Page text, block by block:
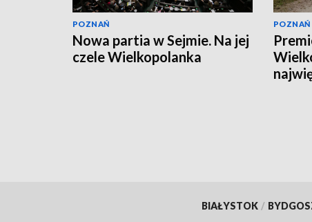
POZNAŃ
Nowa partia w Sejmie. Na jej
czele Wielkopolanka
POZNAŃ
BIAŁYSTOK /